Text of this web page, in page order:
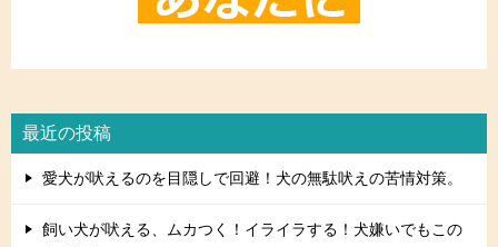
最近の投稿
愛犬が吠えるのを目隠しで回避！犬の無駄吠えの苦情対策。
飼い犬が吠える、ムカつく！イライラする！犬嫌いでもこの